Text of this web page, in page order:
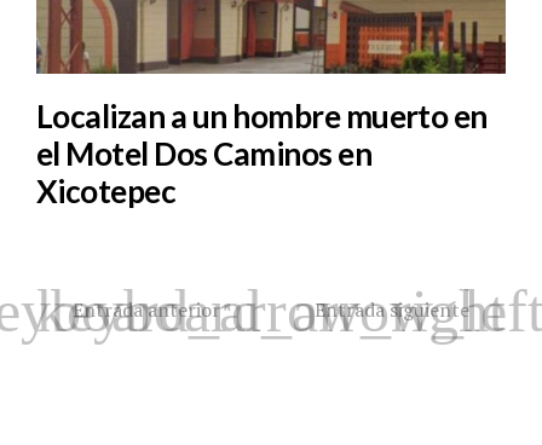
Localizan a un hombre muerto en
el Motel Dos Caminos en
Xicotepec
Entrada anterior Entrada siguiente